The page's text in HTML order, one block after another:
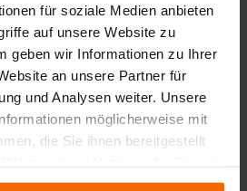
für soziale Medien anbieten
auf unsere Website zu
geben wir Informationen zu Ihrer
an unsere Partner für
und Analysen weiter. Unsere
möglicherweise mit
die Sie ihnen bereitgestellt
İçgüdü yerine veriye
dayalı fiyat kararları